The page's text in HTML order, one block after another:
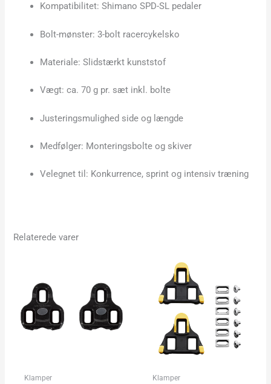
Kompatibilitet: Shimano SPD-SL pedaler
Bolt-mønster: 3-bolt racercykelsko
Materiale: Slidstærkt kunststof
Vægt: ca. 70 g pr. sæt inkl. bolte
Justeringsmulighed side og længde
Medfølger: Monteringsbolte og skiver
Velegnet til: Konkurrence, sprint og intensiv træning
Relaterede varer
Klamper Klamper